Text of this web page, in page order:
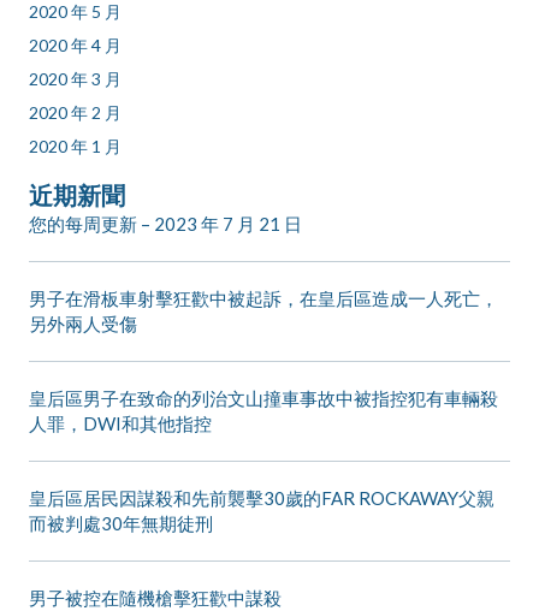
2020 年 5 月
2020 年 4 月
2020 年 3 月
2020 年 2 月
2020 年 1 月
近期新聞
您的每周更新 – 2023 年 7 月 21 日
男子在滑板車射擊狂歡中被起訴，在皇后區造成一人死亡，
另外兩人受傷
皇后區男子在致命的列治文山撞車事故中被指控犯有車輛殺
人罪，DWI和其他指控
皇后區居民因謀殺和先前襲擊30歲的FAR ROCKAWAY父親
而被判處30年無期徒刑
男子被控在隨機槍擊狂歡中謀殺